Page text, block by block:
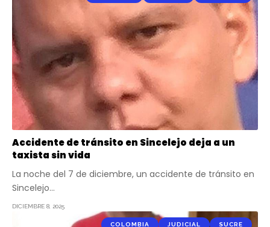
Accidente de tránsito en Sincelejo deja a un
taxista sin vida
La noche del 7 de diciembre, un accidente de tránsito en
Sincelejo…
DICIEMBRE 8, 2025
COLOMBIA JUDICIAL SUCRE